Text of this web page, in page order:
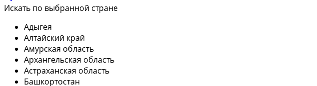
Искать по выбранной стране
Адыгея
Алтайский край
Амурская область
Архангельская область
Астраханская область
Башкортостан